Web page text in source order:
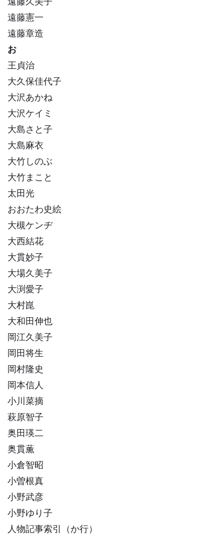
遠藤憲一
遠藤章造
お
王貞治
大久保佳代子
大沢あかね
大沢ケイミ
大島さと子
大島麻衣
大竹しのぶ
大竹まこと
太田光
おおたわ史絵
大槻ケンヂ
大西結花
大貫妙子
大場久美子
大渕愛子
大村崑
大和田伸也
岡江久美子
岡田将生
岡村隆史
岡本信人
小川菜摘
萩原智子
奥田瑛二
奥貫薫
小倉智昭
小曽根真
小野武彦
小野ゆり子
人物記事索引（か行）